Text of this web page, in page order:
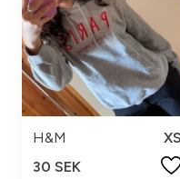
H&M
XS
30 SEK